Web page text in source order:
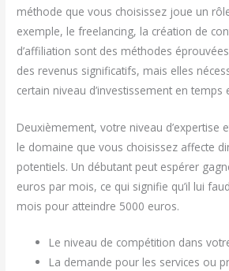
méthode que vous choisissez joue un
exemple, le freelancing, la création de
d’affiliation sont des méthodes
des revenus significatifs, mais elles
certain niveau d’investissement en temps
Deuxièmement, votre niveau d’expertise
le domaine que vous choisissez affecte
potentiels. Un débutant peut espérer
euros par mois, ce qui signifie qu’il lui
mois pour atteindre 5000 euros.
Le niveau de compétition dans
La demande pour les services ou